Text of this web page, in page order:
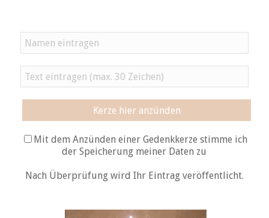
Kerze hier anzünden
Mit dem Anzünden einer Gedenkkerze stimme ich
der Speicherung meiner Daten zu
Nach Überprüfung wird Ihr Eintrag veröffentlicht.